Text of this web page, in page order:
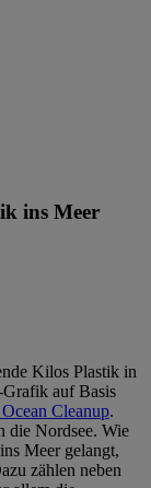
ins Meer
Kilos Plastik in
Grafik auf Basis
Cleanup.
die Nordsee. Wie
Meer gelangt,
zählen neben